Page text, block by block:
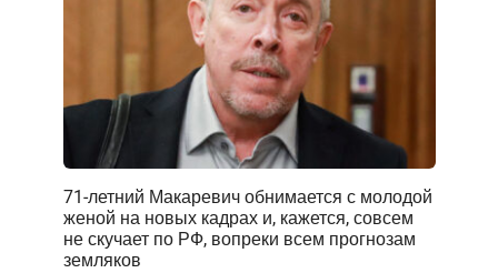
71-летний Макаревич обнимается с молодой
женой на новых кадрах и, кажется, совсем
не скучает по РФ, вопреки всем прогнозам
земляков